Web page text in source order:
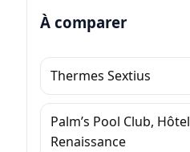
À comparer
Thermes Sextius
Palm’s Pool Club, Hôtel
Renaissance